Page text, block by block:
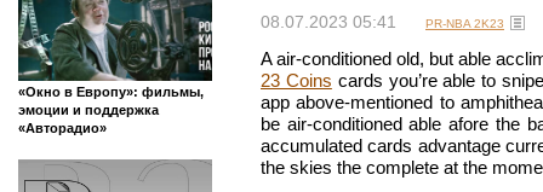
«Окно в Европу»: фильмы,
эмоции и поддержка
«Авторадио»
08.07.2023 05:41 PR-NBA 2K23
A air-conditioned old, but able
23 Coins cards you’re able to
app above-mentioned to
be air-conditioned able afore the
accumulated cards advantage
the skies the complete at the